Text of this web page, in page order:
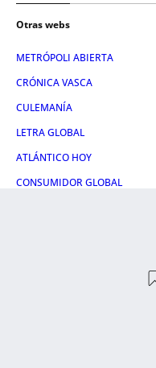
Otras webs
METRÓPOLI ABIERTA
CRÓNICA VASCA
CULEMANÍA
LETRA GLOBAL
ATLÁNTICO HOY
CONSUMIDOR GLOBAL